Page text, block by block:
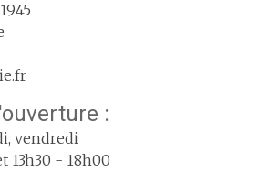
:
vendredi
13h30 - 18h00